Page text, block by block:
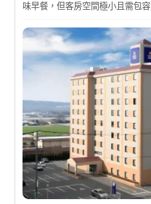
味早餐，但客房空間極小且需包